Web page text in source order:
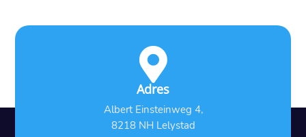

Adres
Albert Einsteinweg 4,
8218 NH Lelystad